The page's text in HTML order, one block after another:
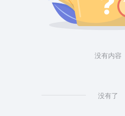
没有内容
没有了